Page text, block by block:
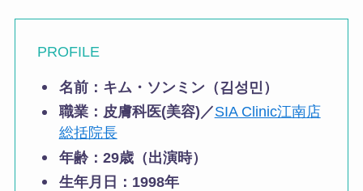
PROFILE
名前： キム・ソンミン（김성민）
職業： 皮膚科医(美容)／SIA Clinic江南店
総括院長
年齢： 29歳（出演時）
生年月日： 1998年